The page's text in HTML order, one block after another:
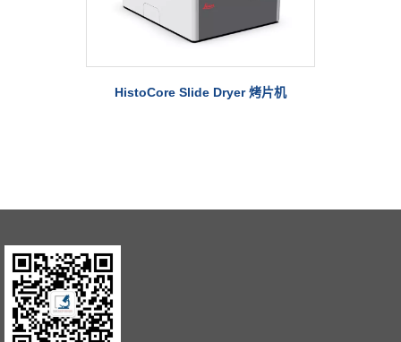
HistoCore Slide Dryer 烤片机